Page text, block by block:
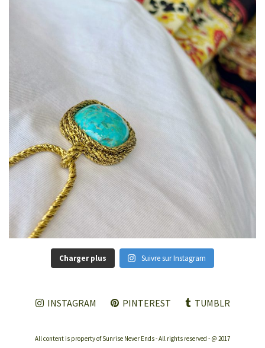
Charger plus Suivre sur Instagram
INSTAGRAM PINTEREST TUMBLR
All content is property of Sunrise Never Ends - All rights reserved - @ 2017